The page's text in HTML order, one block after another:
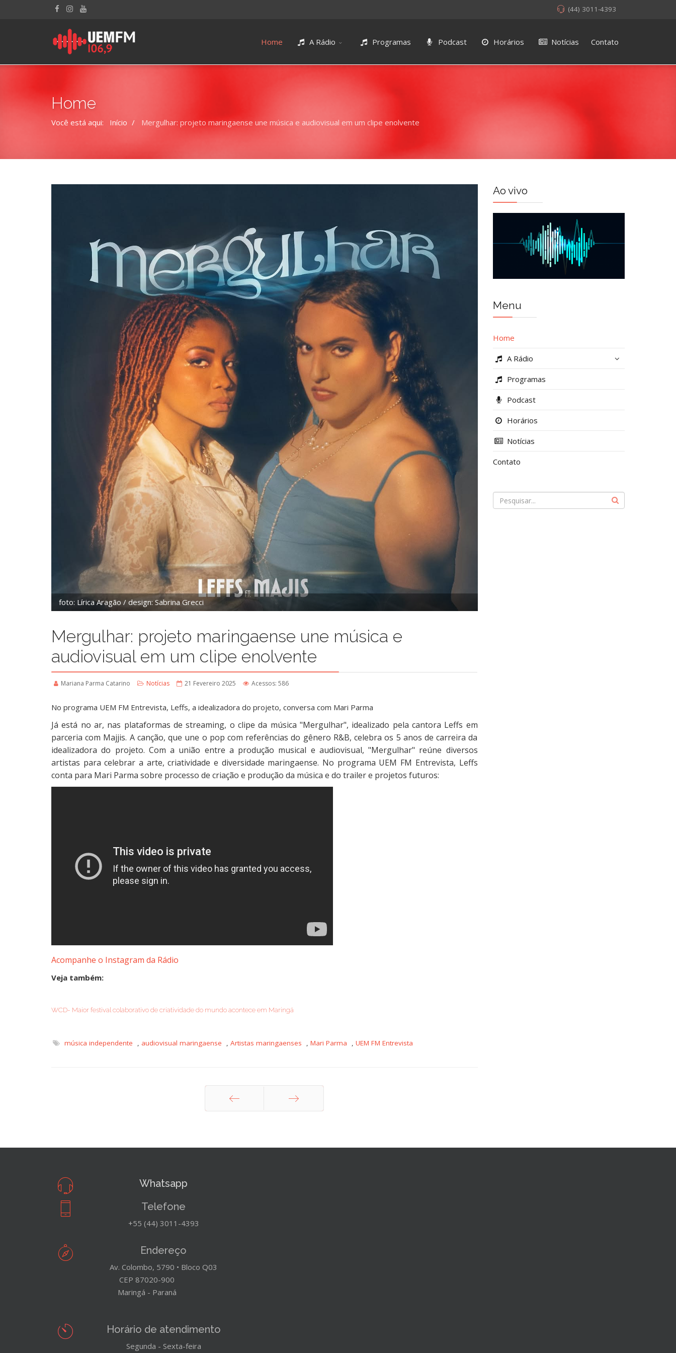
(44) 3011-4393
Home A Rádio Programas Podcast Horários Notícias Contato
Home
Você está aqui: Início Mergulhar: projeto maringaense une música e audiovisual em um clipe enolvente
foto: Lírica Aragão / design: Sabrina Grecci
Mergulhar: projeto maringaense une música e
audiovisual em um clipe enolvente
Mariana Parma Catarino Notícias 21 Fevereiro 2025 Acessos: 586
No programa UEM FM Entrevista, Leffs, a idealizadora do projeto, conversa com Mari Parma
Já está no ar, nas plataformas de streaming, o clipe da música "Mergulhar", idealizado pela cantora Leffs em
parceria com Majjis. A canção, que une o pop com referências do gênero R&B, celebra os 5 anos de carreira da
idealizadora do projeto. Com a união entre a produção musical e audiovisual, "Mergulhar" reúne diversos
artistas para celebrar a arte, criatividade e diversidade maringaense. No programa UEM FM Entrevista, Leffs
conta para Mari Parma sobre processo de criação e produção da música e do trailer e projetos futuros:
Acompanhe o Instagram da Rádio
Veja também:
WCD- Maior festival colaborativo de criatividade do mundo acontece em Maringá
música independente audiovisual maringaense Artistas maringaenses Mari Parma UEM FM Entrevista
Ao vivo
Menu
Home
A Rádio
Programas
Podcast
Horários
Notícias
Contato
Whatsapp
Telefone
+55 (44) 3011-4393
Endereço
Av. Colombo, 5790 • Bloco Q03
CEP 87020-900
Maringá - Paraná
Horário de atendimento
Segunda - Sexta-feira